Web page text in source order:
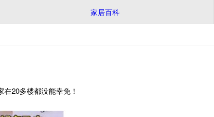
家居百科
20多楼都没能幸免！